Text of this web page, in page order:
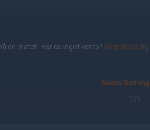
en match. Har du inget konto? Registrera dig
Nexus Gaming
50%